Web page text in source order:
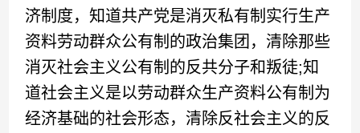
济制度，知道共产党是消灭私有制实行生产
资料劳动群众公有制的政治集团，清除那些
消灭社会主义公有制的反共分子和叛徒;知
道社会主义是以劳动群众生产资料公有制为
经济基础的社会形态，清除反社会主义的反